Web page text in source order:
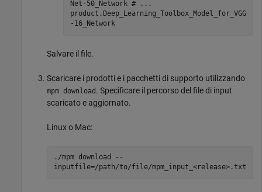
Net-50_Network # ...
product.Deep_Learning_Toolbox_Model_for_VGG
-16_Network
Salvare il file.
Scaricare i prodotti e i pacchetti di supporto utilizzando
mpm download . Specificare il percorso del file di input
scaricato e aggiornato.
Linux o Mac:
./mpm download --
inputfile=/path/to/file/mpm_input_<release>.txt